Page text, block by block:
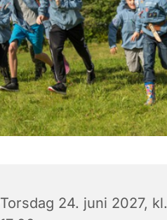
Torsdag 24. juni 2027, kl.